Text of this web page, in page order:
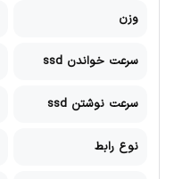
وزن
سرعت خواندن ssd
سرعت نوشتن ssd
نوع رابط